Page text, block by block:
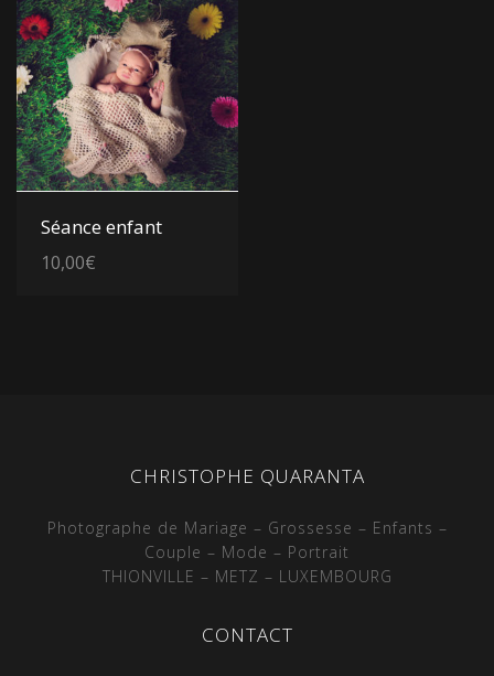
Voir les détails
Séance enfant
10,00€
CHRISTOPHE QUARANTA
Photographe de Mariage – Grossesse – Enfants –
Couple – Mode – Portrait
THIONVILLE – METZ – LUXEMBOURG
CONTACT